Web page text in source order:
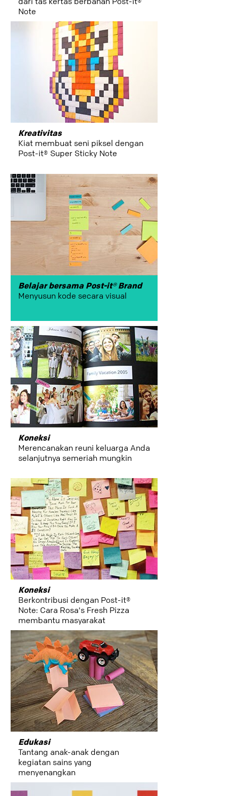
merencanakan
office
rencana
memprioritaskan
produktivitas
brainstorm
on-
the-
go
menjadikan
personal
edukasi
Note
Kreativitas
Kiat membuat seni piksel dengan
Post-it® Super Sticky Note
Belajar bersama Post-it® Brand
Menyusun kode secara visual
Koneksi
Merencanakan reuni keluarga Anda
selanjutnya semeriah mungkin
Koneksi
Berkontribusi dengan Post-it®
Note: Cara Rosa's Fresh Pizza
membantu masyarakat
Philadelphia
Edukasi
Tantang anak-anak dengan
kegiatan sains yang
menyenangkan